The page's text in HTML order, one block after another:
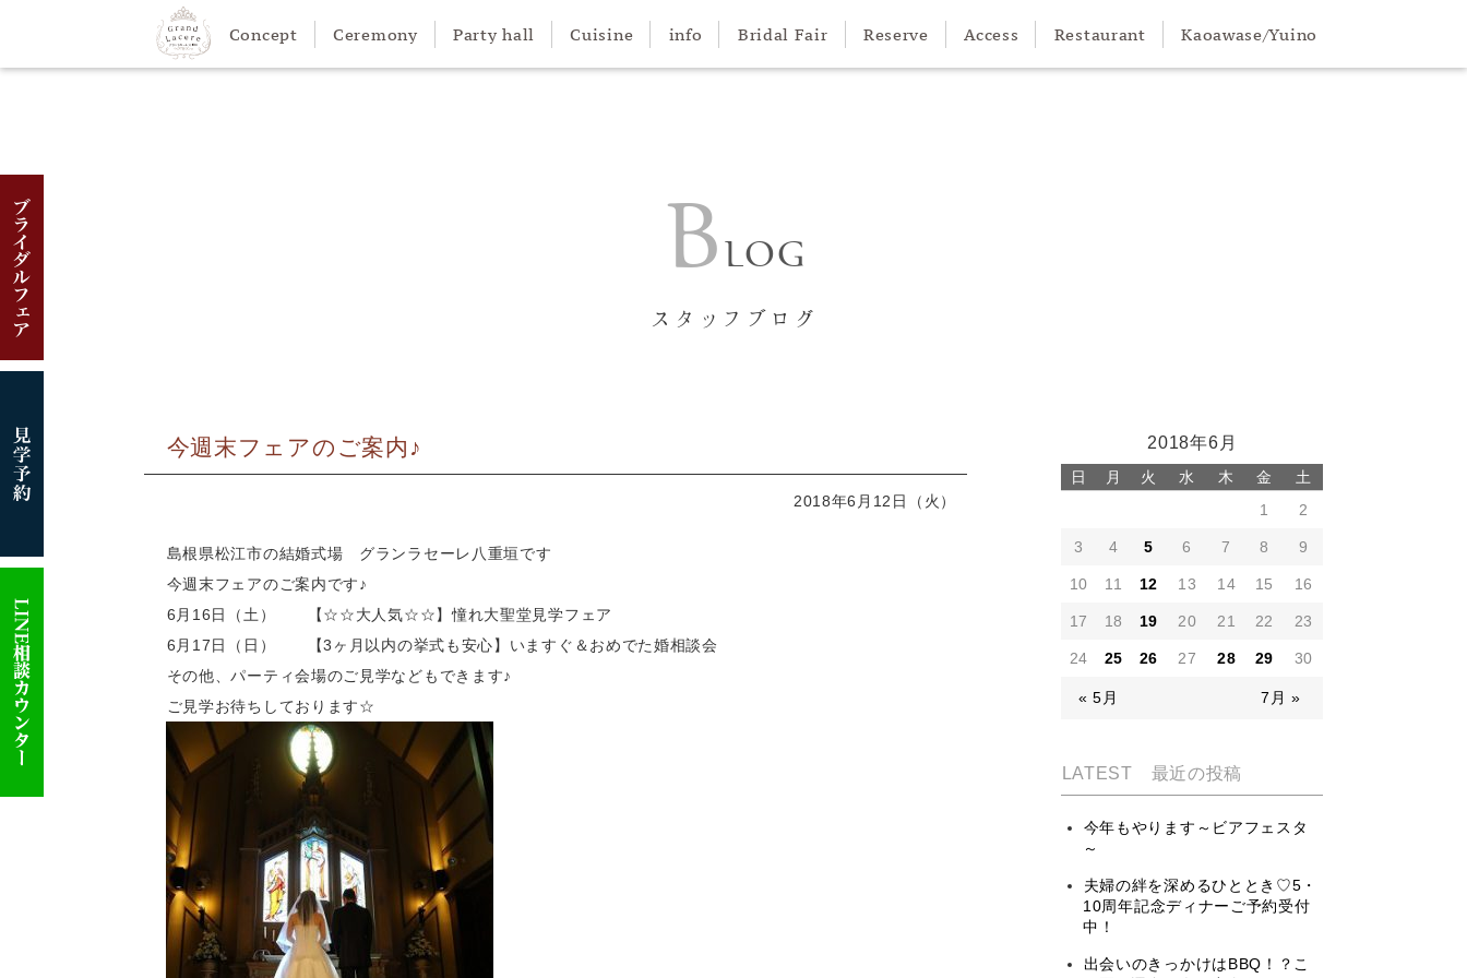
Concept Ceremony Party hall Cuisine info Bridal Fair Reserve Access Restaurant Kaoawase/Yuino
BLOG
スタッフブログ
今週末フェアのご案内♪
2018年6月12日（火）
島根県松江市の結婚式場 グランラセーレ八重垣です
今週末フェアのご案内です♪
6月16日（土） 【☆☆大人気☆☆】憧れ大聖堂見学フェア
6月17日（日） 【3ヶ月以内の挙式も安心】いますぐ＆おめでた婚相談会
その他、パーティ会場のご見学などもできます♪
ご見学お待ちしております☆
2018年6月
日 月 火 水 木 金 土
« 5月 7月 »
1 2
3 4 5 6 7 8 9
10 11 12 13 14 15 16
17 18 19 20 21 22 23
24 25 26 27 28 29 30
LATEST 最近の投稿
今年もやります～ビアフェスタ
～
夫婦の絆を深めるひととき♡5・
10周年記念ディナーご予約受付
中！
出会いのきっかけはBBQ！？こ